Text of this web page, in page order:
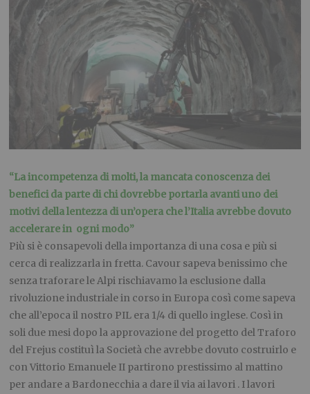
“La incompetenza di molti, la mancata conoscenza dei
benefici da parte di chi dovrebbe portarla avanti uno dei
motivi della lentezza di un’opera che l’Italia avrebbe dovuto
accelerare in ogni modo”
Più si è consapevoli della importanza di una cosa e più si
cerca di realizzarla in fretta. Cavour sapeva benissimo che
senza traforare le Alpi rischiavamo la esclusione dalla
rivoluzione industriale in corso in Europa così come sapeva
che all’epoca il nostro PIL era 1/4 di quello inglese. Così in
soli due mesi dopo la approvazione del progetto del Traforo
del Frejus costituì la Società che avrebbe dovuto costruirlo e
con Vittorio Emanuele II partirono prestissimo al mattino
per andare a Bardonecchia a dare il via ai lavori . I lavori